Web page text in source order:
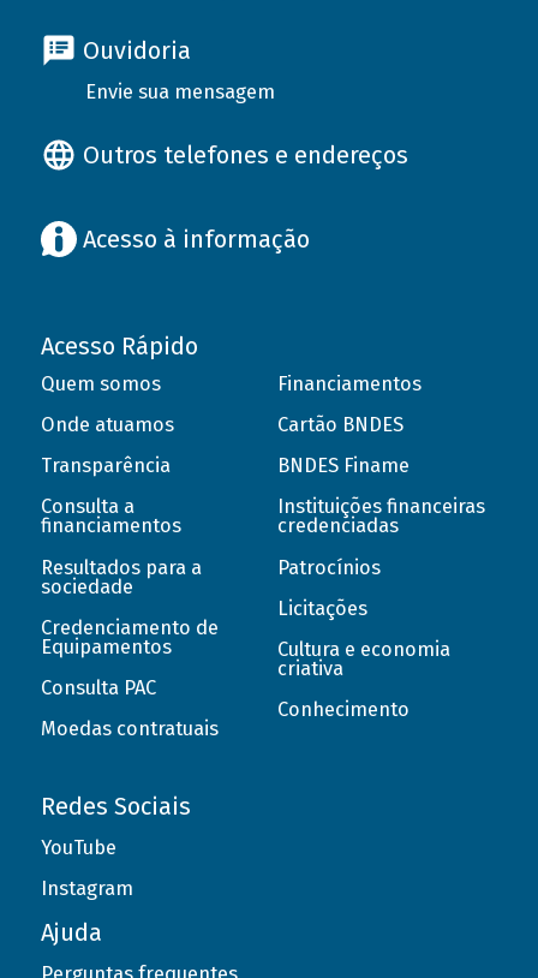
Ouvidoria
Envie sua mensagem
Outros telefones e endereços
Acesso à informação
Acesso Rápido
Quem somos
Onde atuamos
Transparência
Consulta a
financiamentos
Resultados para a
sociedade
Credenciamento de
Equipamentos
Consulta PAC
Moedas contratuais
Financiamentos
Cartão BNDES
BNDES Finame
Instituições financeiras
credenciadas
Patrocínios
Licitações
Cultura e economia
criativa
Conhecimento
Redes Sociais
YouTube
Instagram
Ajuda
Perguntas frequentes